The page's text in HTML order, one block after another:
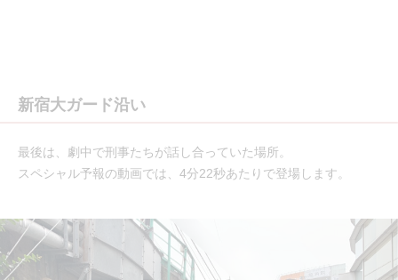
新宿大ガード沿い
最後は、劇中で刑事たちが話し合っていた場所。
スペシャル予報の動画では、4分22秒あたりで登場します。